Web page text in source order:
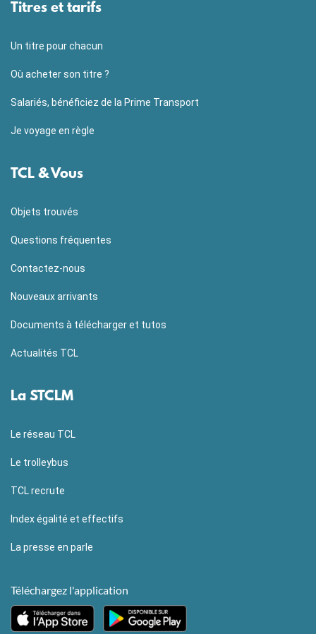
Titres et tarifs
Un titre pour chacun
Où acheter son titre ?
Salariés, bénéficiez de la Prime Transport
Je voyage en règle
TCL & Vous
Objets trouvés
Questions fréquentes
Contactez-nous
Nouveaux arrivants
Documents à télécharger et tutos
Actualités TCL
La STCLM
Le réseau TCL
Le trolleybus
TCL recrute
Index égalité et effectifs
La presse en parle
Téléchargez l'application